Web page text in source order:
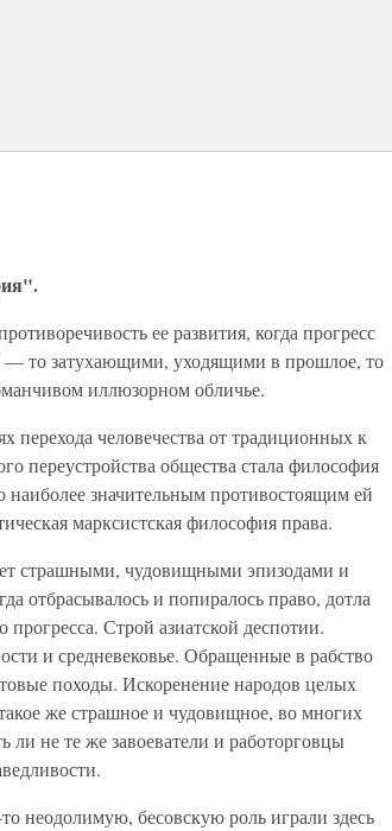
ее развития, когда прогресс
— то затухающими, уходящими в про­шлое, то
иллюзорном обличье.
перехо­да человечества от традиционных к
переустройства общества стала философия
наиболее значительным противостоящим ей
марксистская философия права.
страш­ными, чудовищными эпизодами и
отбрасывалось и попиралось право, дотла
Строй азиатской деспотии.
и средневековье. Обращенные в рабство
походы. Искоренение народов целых
же страшное и чудовищное, во многих
ли не те же завоеватели и работорговцы
неодо­лимую, бесовскую роль играли здесь